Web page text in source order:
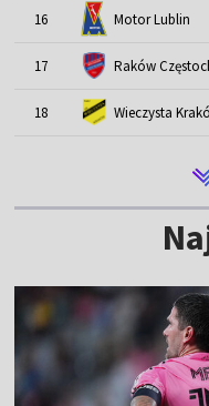
16 Motor Lublin
17 Raków
18 Wieczysta